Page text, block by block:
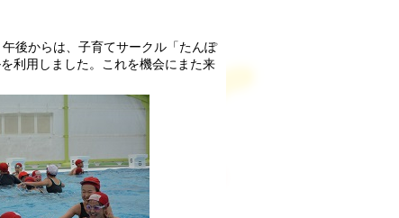
後からは、子育てサークル「たんぽ
利用しました。これを機会にまた来